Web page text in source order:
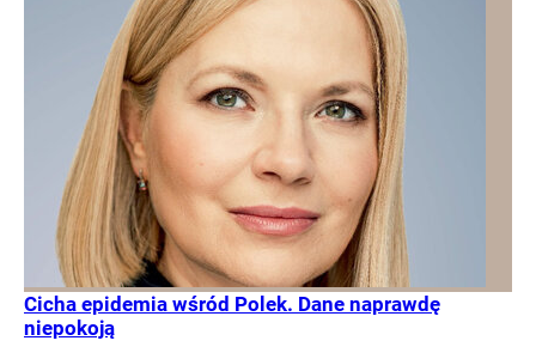
Cicha epidemia wśród Polek. Dane naprawdę
niepokoją